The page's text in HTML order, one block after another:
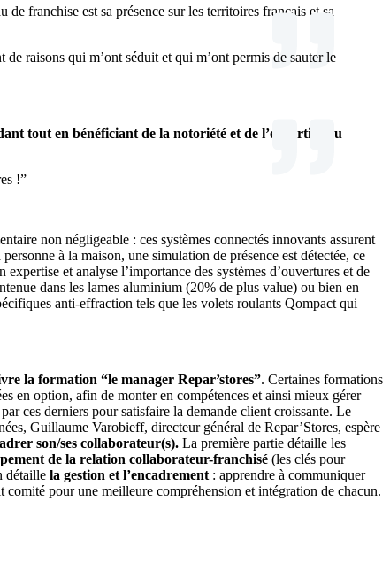
franchise est sa présence sur les territoires français et sa
raisons qui m’ont séduit et qui m’ont permis de sauter le
tout en bénéficiant de la notoriété et de l’expertise du
!”
non négligeable : ces systèmes connectés innovants assurent
à la maison, une simulation de présence est détectée, ce
et analyse l’importance des systèmes d’ouvertures et de
dans les lames aluminium (20% de plus value) ou bien en
anti-effraction tels que les volets roulants Qompact qui
la formation “le manager Repar’stores”. Certaines formations
en option, afin de monter en compétences et ainsi mieux gérer
ces derniers pour satisfaire la demande client croissante. Le
Guillaume Varobieff, directeur général de Repar’Stores, espère
son/ses collaborateur(s). La première partie détaille les
de la relation collaborateur-franchisé (les clés pour
détaille la gestion et l’encadrement : apprendre à communiquer
comité pour une meilleure compréhension et intégration de chacun.